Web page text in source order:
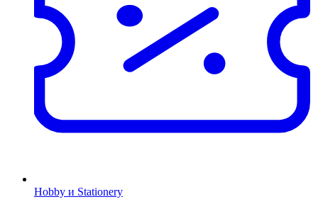
Hobby и Stationery